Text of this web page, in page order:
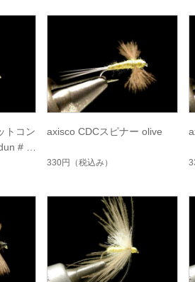
トコン
#18
axisco CDCスピナー olive
330円 （税込み）